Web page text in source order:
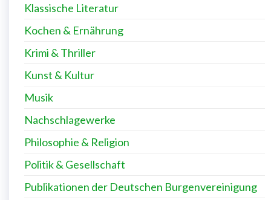
Klassische Literatur
Kochen & Ernährung
Krimi & Thriller
Kunst & Kultur
Musik
Nachschlagewerke
Philosophie & Religion
Politik & Gesellschaft
Publikationen der Deutschen Burgenvereinigung